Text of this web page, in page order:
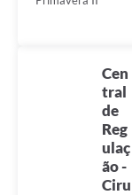
Cen
tral
de
Reg
ulaç
ão -
Ciru